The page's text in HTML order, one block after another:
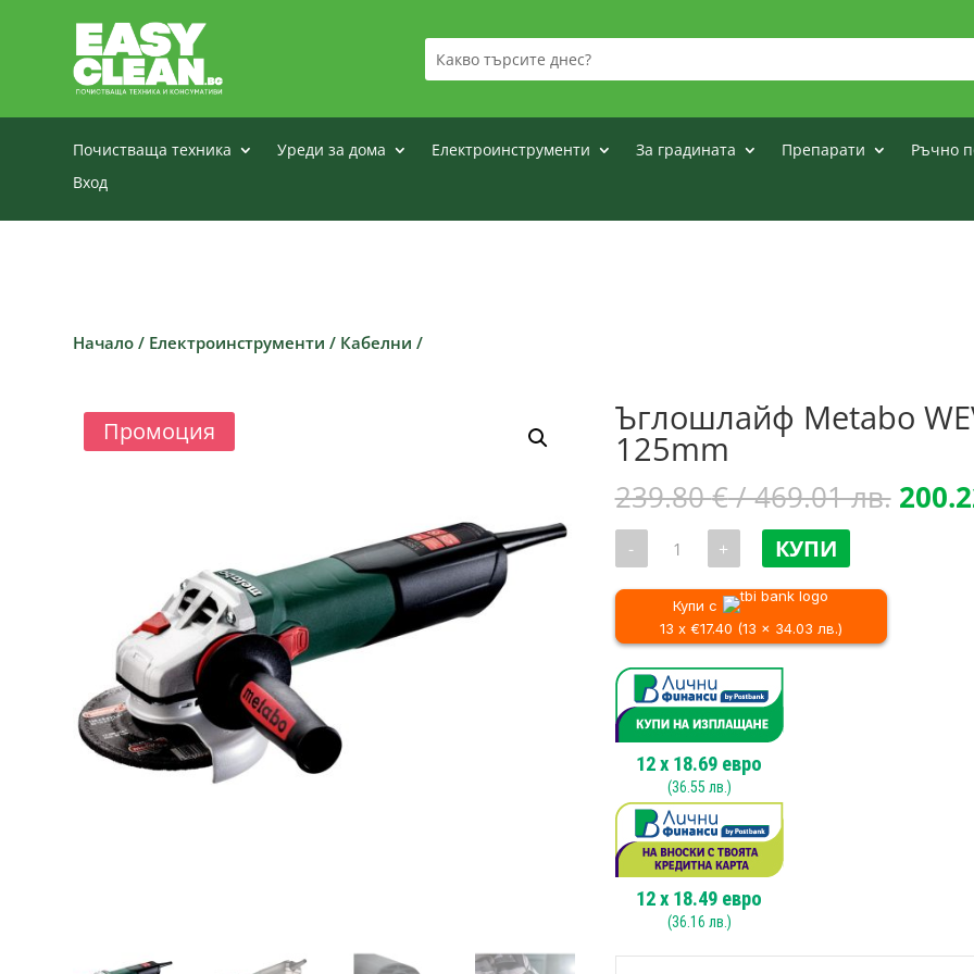
Почистваща техника Уреди за дома Електроинструменти За градината Препарати Ръчно
Вход
Начало / Електроинструменти / Кабелни /
Промоция Ъглошлайф Metabo
125mm
239.80€/ 469.01 лв.
- количество
Ъглошлайф
Metabo
WEV
15-
125
1550W,
125mm
+ КУПИ
Купи с
13 x €17.40 (13 x 34.03 лв.)
12x 18.69 евро
(36.55 лв.)
12x 18.49 евро
(36.16 лв.)